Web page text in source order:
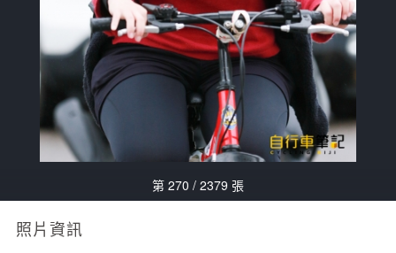
第 270 / 2379 張
照片資訊